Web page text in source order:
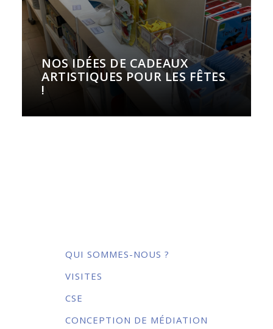
NOS IDÉES DE CADEAUX
ARTISTIQUES POUR LES FÊTES
!
QUI SOMMES-NOUS ?
VISITES
CSE
CONCEPTION DE MÉDIATION